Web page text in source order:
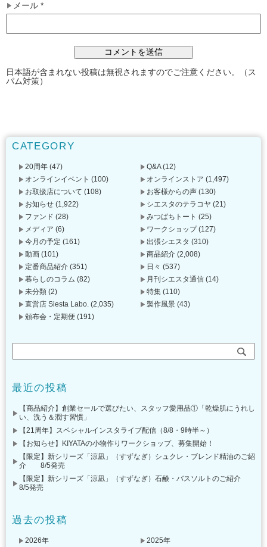
メール *
日本語が含まれない投稿は無視されますのでご注意ください。（ス
パム対策）
CATEGORY
20周年 (47) Q&A(12)
オンラインイベント (100) オンラインストア (1,497)
お取扱店について (108) お客様からの声 (130)
お知らせ (1,922) シエスタのテラコヤ (21)
ファンド (28) みつばちトート (25)
メディア (6) ワークショップ(127)
今月の予定 (161) 出張シエスタ (310)
動画 (101) 商品紹介 (2,008)
定番商品紹介 (351) 日々 (537)
暮らしのコラム (82) 月刊シエスタ通信 (14)
未分類 (2) 特集 (110)
直営店 Siesta Labo. (2,035) 製作風景 (43)
頒布会・定期便 (191)
最近の投稿
【商品紹介】創業セールで選びたい、スタッフ愛用品①「乾燥肌にうれし
い、洗う＆潤す習慣」
【21周年】スペシャルインスタライブ配信（8/8・9時半～）
【お知らせ】KIYATAの小物作りワークショップ、募集開始！
【限定】新シリーズ「涼凪」（すずなぎ）シュクレ・ブレンド精油のご紹
介 8/5発売
【限定】新シリーズ「涼凪」（すずなぎ）石鹸・バスソルトのご紹介
8/5発売
過去の投稿
2026年 2025年